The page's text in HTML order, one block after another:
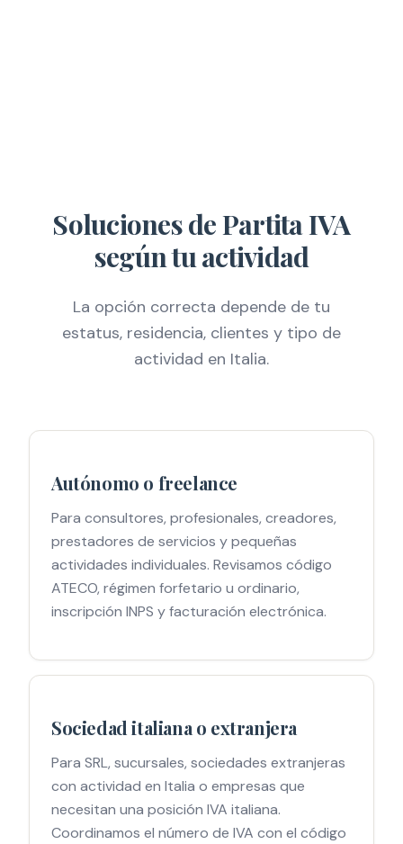
Soluciones de Partita IVA
según tu actividad
La opción correcta depende de tu
estatus, residencia, clientes y tipo de
actividad en Italia.
Autónomo o freelance
Para consultores, profesionales, creadores,
prestadores de servicios y pequeñas
actividades individuales. Revisamos código
ATECO, régimen forfetario u ordinario,
inscripción INPS y facturación electrónica.
Sociedad italiana o extranjera
Para SRL, sucursales, sociedades extranjeras
con actividad en Italia o empresas que
necesitan una posición IVA italiana.
Coordinamos el número de IVA con el código